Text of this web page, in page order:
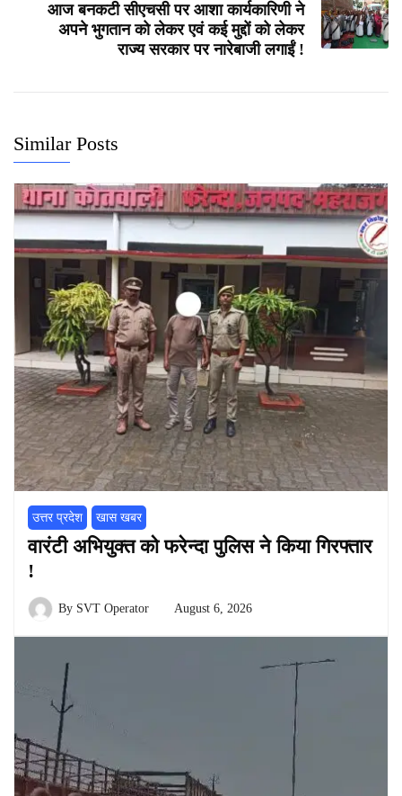
आज बनकटी सीएचसी पर आशा कार्यकारिणी ने
अपने भुगतान को लेकर एवं कई मुद्दों को लेकर
राज्य सरकार पर नारेबाजी लगाईं !
Similar Posts
उत्तर प्रदेश खास खबर
वारंटी अभियुक्त को फरेन्दा पुलिस ने किया गिरफ्तार
!
By SVT Operator August 6, 2026